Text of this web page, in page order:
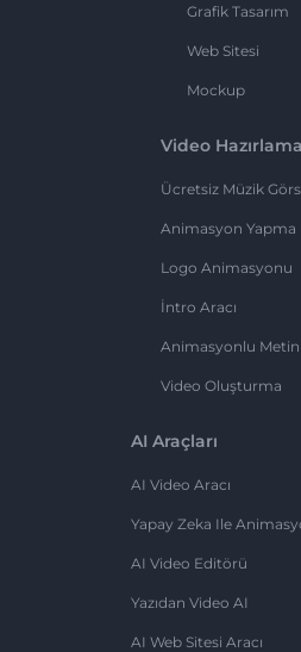
Grafik Tasarım
Web Sitesi
Mockup
Video
Ücretsiz Müzik
Animasyon Yapma
Logo Animasyonu
İntro Aracı
Animasyonlu Metin
Video Oluşturma
AI Araçları
AI Video Aracı
Yapay Zeka Ile
AI Video Editörü
Yazıdan Video AI
AI Web Sitesi Aracı